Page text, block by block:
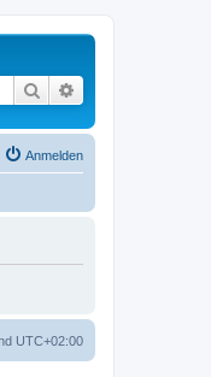
Suche
Anmelden
UTC+02:00